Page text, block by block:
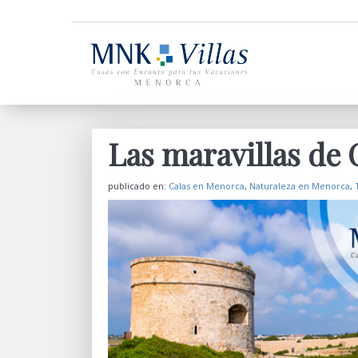
Las maravillas de
publicado en: Calas en Menorca, Naturaleza en Menorca,